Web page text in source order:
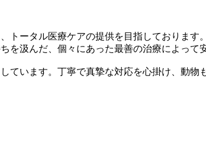
ータル医療ケアの提供を目指しております
汲んだ、個々にあった最善の治療によって
います。丁寧で真摯な対応を心掛け、動物